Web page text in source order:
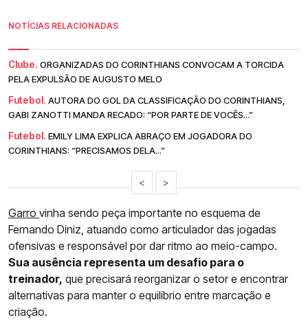
NOTÍCIAS RELACIONADAS
Clube. ORGANIZADAS DO CORINTHIANS CONVOCAM A TORCIDA
PELA EXPULSÃO DE AUGUSTO MELO
Futebol. AUTORA DO GOL DA CLASSIFICAÇÃO DO CORINTHIANS,
GABI ZANOTTI MANDA RECADO: “POR PARTE DE VOCÊS...”
Futebol. EMILY LIMA EXPLICA ABRAÇO EM JOGADORA DO
CORINTHIANS: “PRECISAMOS DELA...”
< >
Garro vinha sendo peça importante no esquema de
Fernando Diniz, atuando como articulador das jogadas
ofensivas e responsável por dar ritmo ao meio-campo.
Sua ausência representa um desafio para o
treinador, que precisará reorganizar o setor e encontrar
alternativas para manter o equilíbrio entre marcação e
criação.